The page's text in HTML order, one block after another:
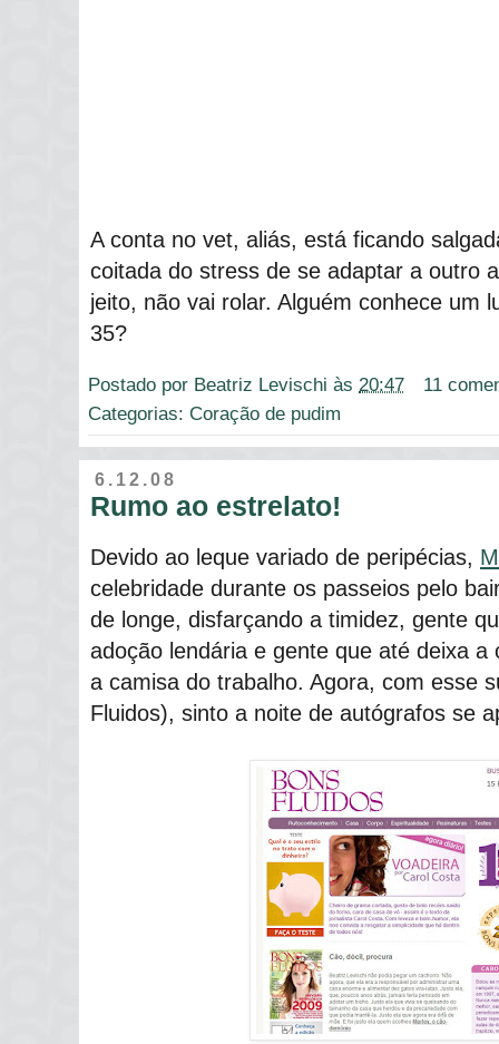
A conta no vet, aliás, está ficando
coitada do stress de se adaptar a outro
jeito, não vai rolar. Alguém conhece um
35?
Postado por Beatriz Levischi às 20:47
11
Categorias: Coração de pudim
6.12.08
Rumo ao estrelato!
Devido ao leque variado de peripécias,
celebridade durante os passeios pelo
de longe, disfarçando a timidez, gente
adoção lendária e gente que até deixa
a camisa do trabalho. Agora, com esse
Fluidos), sinto a noite de autógrafos se